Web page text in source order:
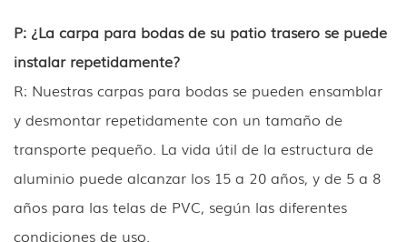
P: ¿La carpa para bodas de su patio trasero se puede
instalar repetidamente?
R: Nuestras carpas para bodas se pueden ensamblar
y desmontar repetidamente con un tamaño de
transporte pequeño. La vida útil de la estructura de
aluminio puede alcanzar los 15 a 20 años, y de 5 a 8
años para las telas de PVC, según las diferentes
condiciones de uso.